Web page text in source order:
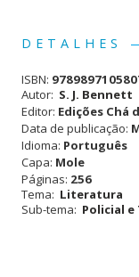
Muito
Real-
As
Investigações
de
DETALHES
ISBN:
Autor: S. J. Bennett
Editor: Edições Chá
Data de publicação:
Idioma: Português
Capa: Mole
Páginas: 256
Tema: Literatura
Sub-tema: Policial